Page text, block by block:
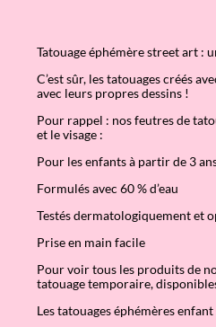
Tatouage éphémère street art :
C’est sûr, les tatouages créés
avec leurs propres dessins !
Pour rappel : nos feutres de
et le visage :
Pour les enfants à partir de 3
Formulés avec 60 % d’eau
Testés dermatologiquement et
Prise en main facile
Pour voir tous les produits de
tatouage temporaire,
Les tatouages éphémères